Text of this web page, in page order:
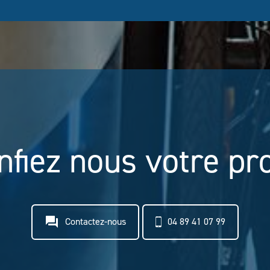
nous votre
question_answer Contactez-nous 04 89 41 07 99